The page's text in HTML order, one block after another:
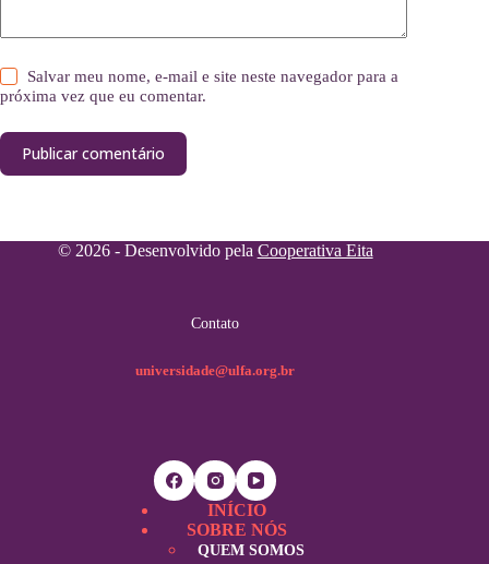
Salvar meu nome, e-mail e site neste navegador para a
próxima vez que eu comentar.
Publicar comentário
© 2026 - Desenvolvido pela Cooperativa Eita
Contato
universidade@ulfa.org.br
INÍCIO
SOBRE NÓS
QUEM SOMOS